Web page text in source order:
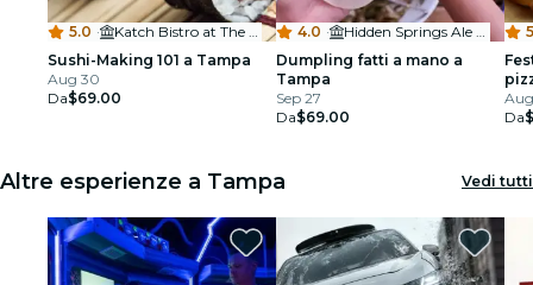
5.0 ·
Katch Bistro at The Karol Hotel St. Petersburg Clearwater
Sushi-Making 101 a Tampa
Aug 30
Da$69.00
4.0 ·
Hidden Springs Ale Works
Dumpling fatti a mano a
Tampa
Sep 27
Da$69.00
Aug
Da
Altre esperienze a Tampa Vedi tutti